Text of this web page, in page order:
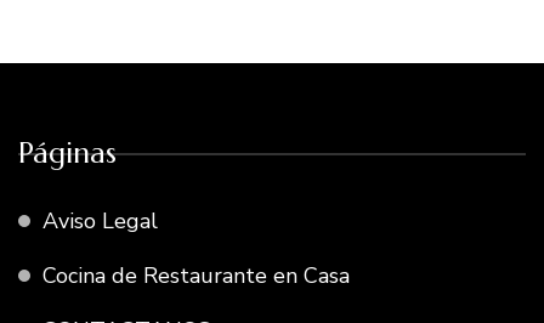
Páginas
Aviso Legal
Cocina de Restaurante en Casa